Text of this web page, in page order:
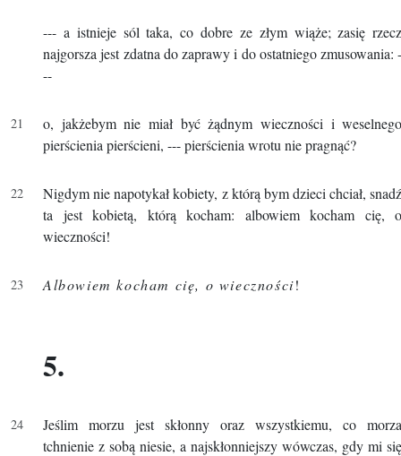
--- a istnieje sól taka, co dobre ze złym wiąże; zasię
najgorsza jest zdatna do zaprawy i do ostatniego zmusowania:
--
o, jakżebym nie miał być żądnym wieczności i
pierścienia pierścieni, --- pierścienia wrotu nie pragnąć?
Nigdym nie napotykał kobiety, z którą bym dzieci chciał,
ta jest kobietą, którą kocham: albowiem kocham cię,
wieczności!
Albowiem kocham cię, o wieczności!
5.
Jeślim morzu jest skłonny oraz wszystkiemu, co
tchnienie z sobą niesie, a najskłonniejszy wówczas, gdy mi